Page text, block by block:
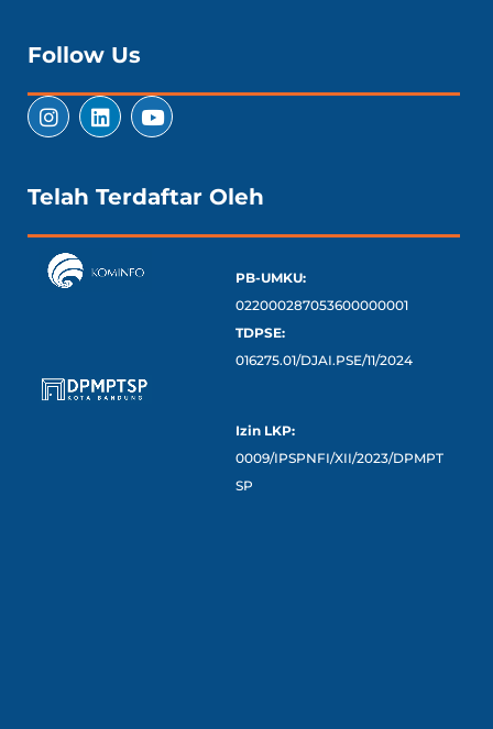
Follow Us
Telah Terdaftar Oleh
PB-UMKU:
022000287053600000001
TDPSE:
016275.01/DJAI.PSE/11/2024
Izin LKP:
0009/IPSPNFI/XII/2023/DPMPT
SP